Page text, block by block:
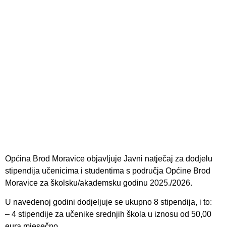
Općina Brod Moravice objavljuje Javni natječaj za dodjelu
stipendija učenicima i studentima s područja Općine Brod
Moravice za školsku/akademsku godinu 2025./2026.
U navedenoj godini dodjeljuje se ukupno 8 stipendija, i to:
– 4 stipendije za učenike srednjih škola u iznosu od 50,00